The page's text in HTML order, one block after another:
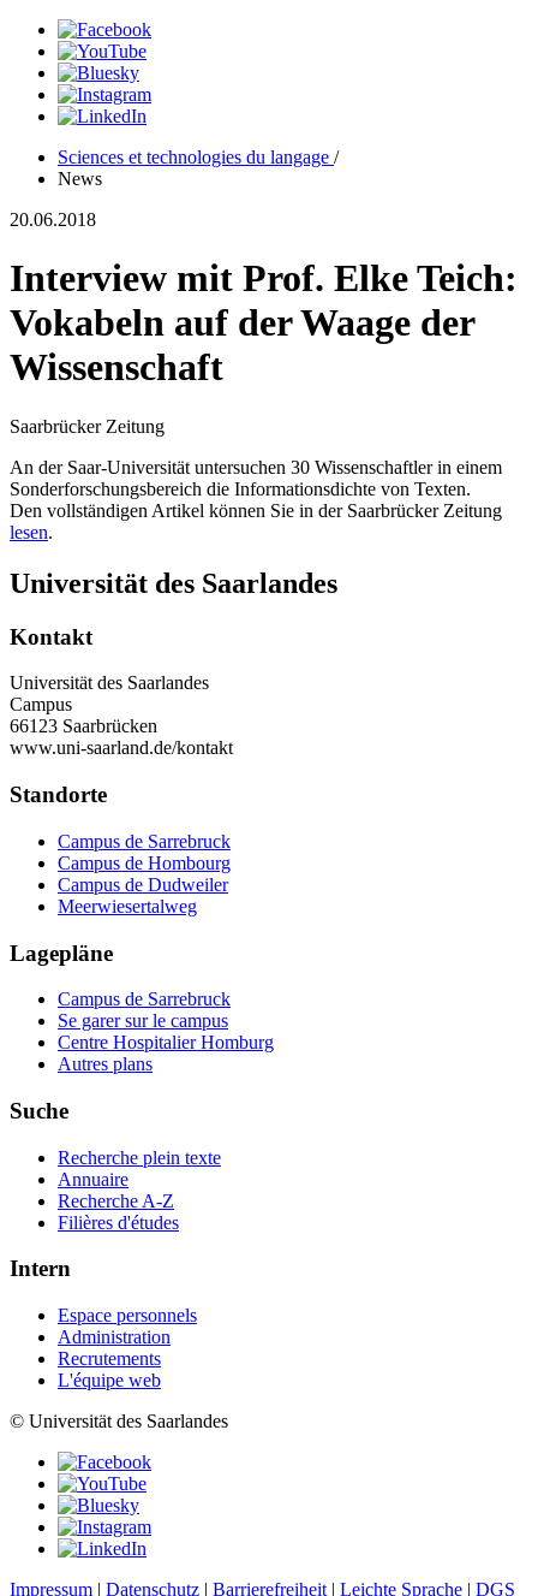
Sciences et technologies du langage /
News
20.06.2018
Interview mit Prof. Elke Teich:
Vokabeln auf der Waage der
Wissenschaft
Saarbrücker Zeitung
An der Saar-Universität untersuchen 30 Wissenschaftler in einem
Sonderforschungsbereich die Informationsdichte von Texten.
Den vollständigen Artikel können Sie in der Saarbrücker Zeitung
lesen.
Universität des Saarlandes
Kontakt
Universität des Saarlandes
Campus
66123 Saarbrücken
www.uni-saarland.de/kontakt
Standorte
Campus de Sarrebruck
Campus de Hombourg
Campus de Dudweiler
Meerwiesertalweg
Lagepläne
Campus de Sarrebruck
Se garer sur le campus
Centre Hospitalier Homburg
Autres plans
Suche
Recherche plein texte
Annuaire
Recherche A-Z
Filières d'études
Intern
Espace personnels
Administration
Recrutements
L'équipe web
© Universität des Saarlandes
Impressum | Datenschutz | Barrierefreiheit | Leichte Sprache | DGS